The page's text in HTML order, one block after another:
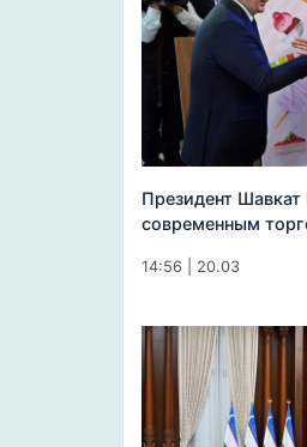
Президент
современным
14:56 | 20.03